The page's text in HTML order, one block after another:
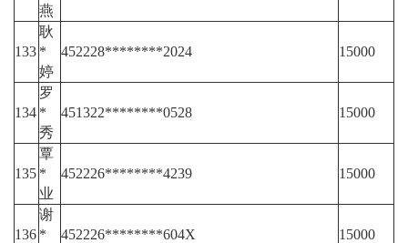
燕
133
耿
*
婷
452228********2024 15000
134
罗
*
秀
451322********0528 15000
135
覃
*
业
452226********4239 15000
136
谢
*
452226********604X 15000